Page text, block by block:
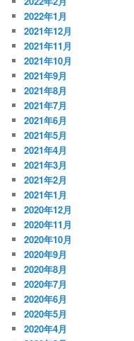
2022年1月
2021年12月
2021年11月
2021年10月
2021年9月
2021年8月
2021年7月
2021年6月
2021年5月
2021年4月
2021年3月
2021年2月
2021年1月
2020年12月
2020年11月
2020年10月
2020年9月
2020年8月
2020年7月
2020年6月
2020年5月
2020年4月